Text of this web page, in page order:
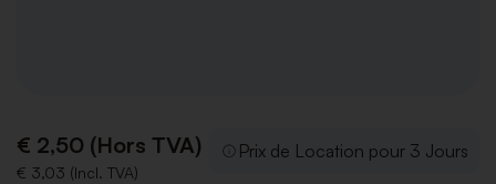
€ 2,50 (Hors TVA)
€ 3,03 (Incl. TVA)
Prix de Location pour 3 Jours